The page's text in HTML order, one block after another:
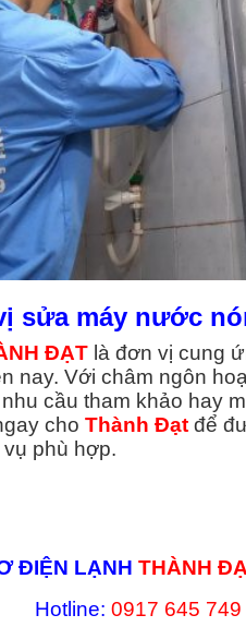
sửa máy nước
ĐẠT là đơn vị cung
nay. Với châm ngôn
cầu tham khảo hay
cho Thành Đạt để
phù hợp.
ĐIỆN LẠNH THÀNH
Hotline: 0917 645 749